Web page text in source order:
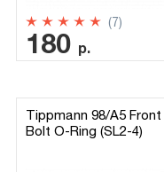
(7)
180 р.
Tippmann 98/A5 Front
Bolt O-Ring (SL2-4)